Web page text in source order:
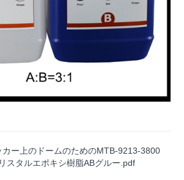
カー上のドームのためのMTB-9213-3800
スタルエポキシ樹脂ABグルー.pdf